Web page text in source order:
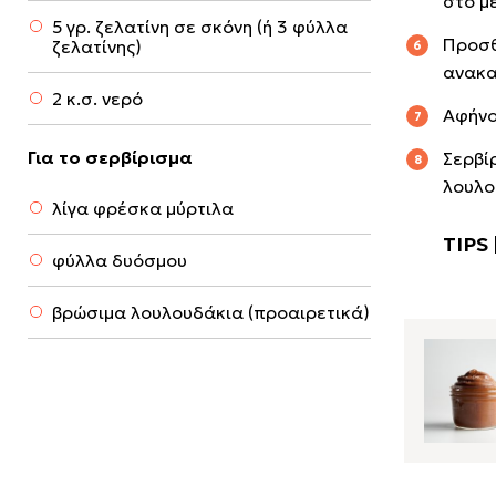
5 γρ. ζελατίνη σε σκόνη (ή 3 φύλλα
ζελατίνης)
2 κ.σ. νερό
Για το σερβίρισμα
λίγα φρέσκα μύρτιλα
φύλλα δυόσμου
βρώσιμα λουλουδάκια (προαιρετικά)